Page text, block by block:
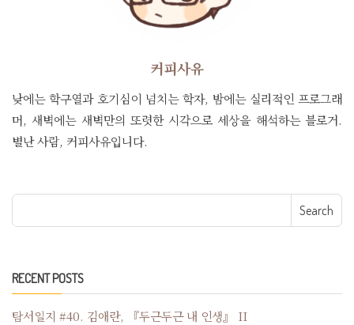
커피사유
낮에는 학구열과 호기심이 넘치는 학자, 밤에는 실리적인 프로그래
머, 새벽에는 새벽만의 또렷한 시각으로 세상을 해석하는 블로거.
별난 사람, 커피사유입니다.
RECENT POSTS
탐서일지 #40. 김애란, 『두근두근 내 인생』 II